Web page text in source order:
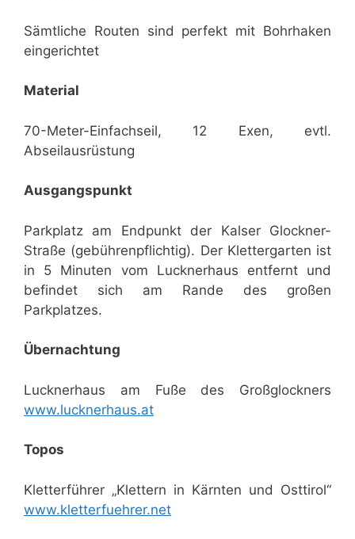
Sämtliche Routen sind perfekt mit Bohrhaken
eingerichtet
Material
70-Meter-Einfachseil, 12 Exen, evtl.
Abseilausrüstung
Ausgangspunkt
Parkplatz am Endpunkt der Kalser Glockner-
Straße (gebührenpflichtig). Der Klettergarten ist
in 5 Minuten vom Lucknerhaus entfernt und
befindet sich am Rande des großen
Parkplatzes.
Übernachtung
Lucknerhaus am Fuße des Großglockners
www.lucknerhaus.at
Topos
Kletterführer „Klettern in Kärnten und Osttirol“
www.kletterfuehrer.net